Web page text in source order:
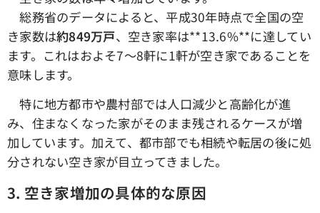
総務省のデータによると、平成30年時点で全国の空
き家数は約849万戸、空き家率は**13.6%**に達してい
ます。これはおよそ7〜8軒に1軒が空き家であることを
意味します。
特に地方都市や農村部では人口減少と高齢化が進
み、住まなくなった家がそのまま残されるケースが増
加しています。加えて、都市部でも相続や転居の後に処
分されない空き家が目立ってきました。
3. 空き家増加の具体的な原因